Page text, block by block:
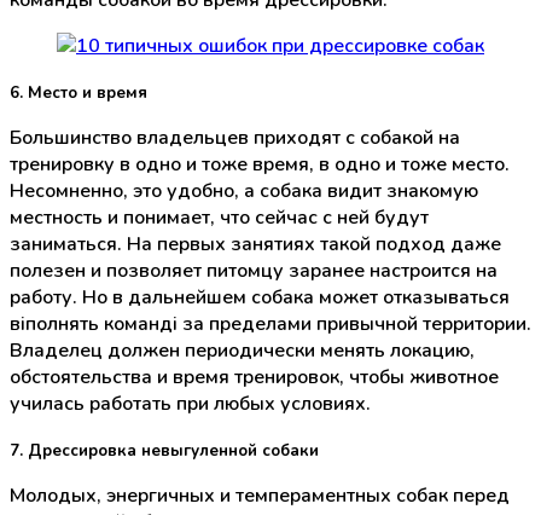
6. Место и время
Большинство владельцев приходят с собакой на
тренировку в одно и тоже время, в одно и тоже место.
Несомненно, это удобно, а собака видит знакомую
местность и понимает, что сейчас с ней будут
заниматься. На первых занятиях такой подход даже
полезен и позволяет питомцу заранее настроится на
работу. Но в дальнейшем собака может отказываться
віполнять команді за пределами привычной территории.
Владелец должен периодически менять локацию,
обстоятельства и время тренировок, чтобы животное
училась работать при любых условиях.
7. Дрессировка невыгуленной собаки
Молодых, энергичных и темпераментных собак перед